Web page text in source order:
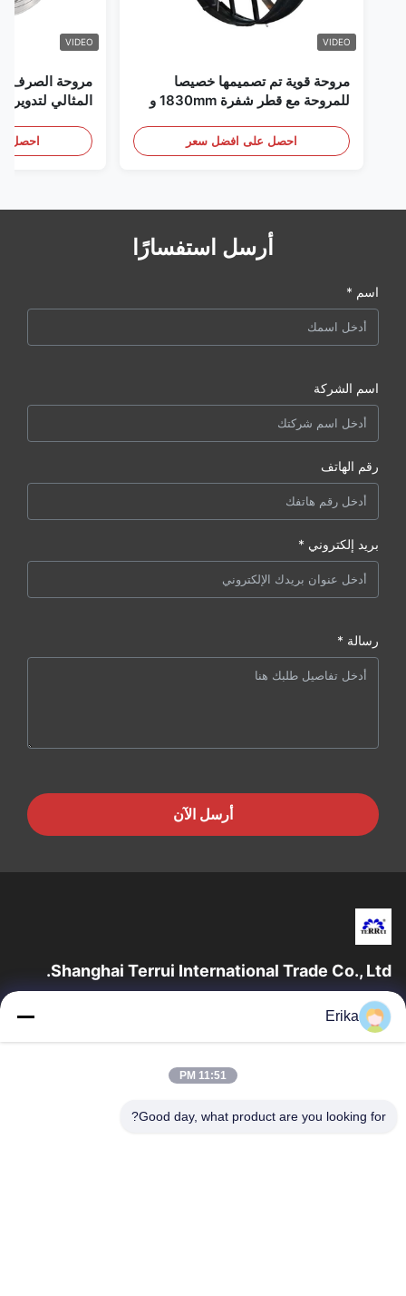
VIDEO
مروحة قوية تم تصميمها خصيصا
للمروحة مع قطر شفرة 1830mm و
احصل على افضل سعر
VIDEO
مروحة الصرف
المثالي لتدوير
احصل
أرسل استفسارًا
اسم *
اسم الشركة
رقم الهاتف
بريد إلكتروني *
رسالة *
أرسل الآن
Shanghai Terrui International Trade Co., Ltd.
في تطوير وتصنيع وبيع معدات الثروة الحيوانية.
روابط سريعة
منتجات
معلومات عنا
ضبط الجودة
Erika
11:51 PM
Good day, what product are you looking for?